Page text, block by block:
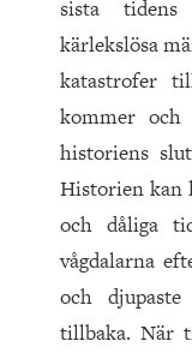
sista tidens
kärlekslösa
katastrofer
kommer
historiens
Historien kan
och dåliga
vågdalarna
och
tillbaka. När